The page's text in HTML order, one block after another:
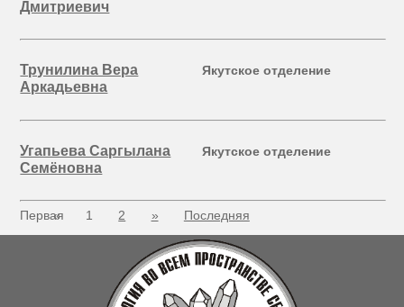
Дмитриевич
Трунилина Вера
Аркадьевна
Якутское отделение
Угапьева Саргылана
Семёновна
Якутское отделение
Первая
« 1 2 » Последняя